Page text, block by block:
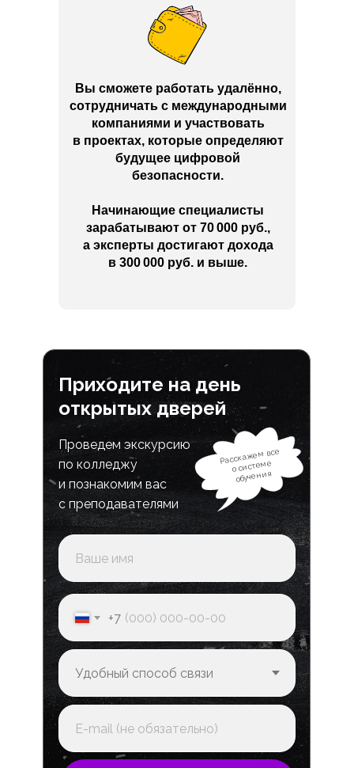
Вы сможете работать удалённо,
сотрудничать с международными
компаниями и участвовать
в проектах, которые определяют
будущее цифровой
безопасности.
Начинающие специалисты
зарабатывают от 70 000 руб.,
а эксперты достигают дохода
в 300 000 руб. и выше.
Приходите на день
открытых дверей
Проведем экскурсию
по колледжу
и познакомим вас
с преподавателями
Расскажем все
о системе
обучения
+7